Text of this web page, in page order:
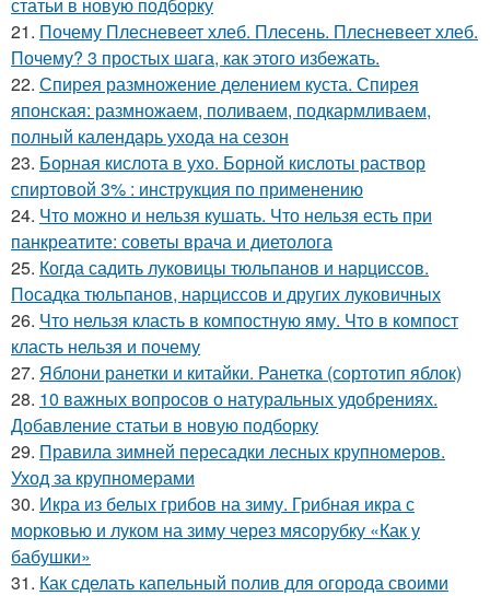
21. Почему Плесневеет хлеб. Плесень. Плесневеет хлеб.
Почему? 3 простых шага, как этого избежать.
22. Спирея размножение делением куста. Спирея
японская: размножаем, поливаем, подкармливаем,
полный календарь ухода на сезон
23. Борная кислота в ухо. Борной кислоты раствор
спиртовой 3% : инструкция по применению
24. Что можно и нельзя кушать. Что нельзя есть при
панкреатите: советы врача и диетолога
25. Когда садить луковицы тюльпанов и нарциссов.
Посадка тюльпанов, нарциссов и других луковичных
26. Что нельзя класть в компостную яму. Что в компост
класть нельзя и почему
27. Яблони ранетки и китайки. Ранетка (сортотип яблок)
28. 10 важных вопросов о натуральных удобрениях.
Добавление статьи в новую подборку
29. Правила зимней пересадки лесных крупномеров.
Уход за крупномерами
30. Икра из белых грибов на зиму. Грибная икра с
морковью и луком на зиму через мясорубку «Как у
бабушки»
31. Как сделать капельный полив для огорода своими